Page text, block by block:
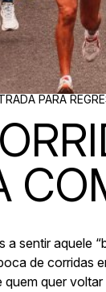
PARA
sentir aquele
de corridas
quer